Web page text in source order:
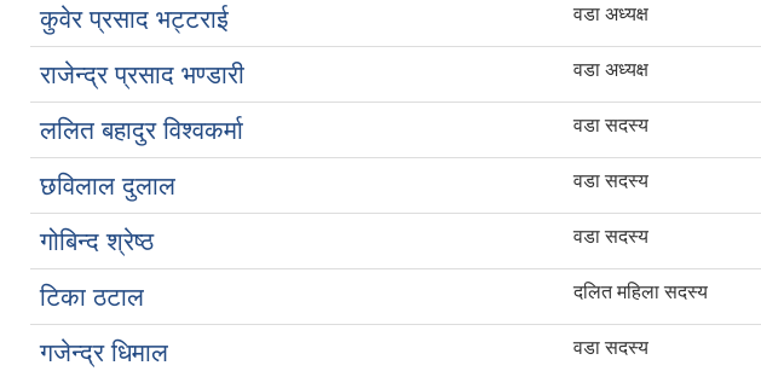
कुवेर प्रसाद भट्टराई वडा अध्यक्ष
राजेन्द्र प्रसाद भण्डारी वडा अध्यक्ष
ललित बहादुर विश्वकर्मा वडा सदस्य
छविलाल दुलाल वडा सदस्य
गोबिन्द श्रेष्ठ वडा सदस्य
टिका ठटाल दलित महिला सदस्य
गजेन्द्र धिमाल वडा सदस्य